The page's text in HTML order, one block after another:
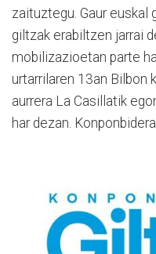
zaituztegu. Gaur euskal
giltzak erabiltzen jarrai
mobilizazioetan parte
urtarrilaren 13an Bilbon
aurrera La Casillatik
har dezan.